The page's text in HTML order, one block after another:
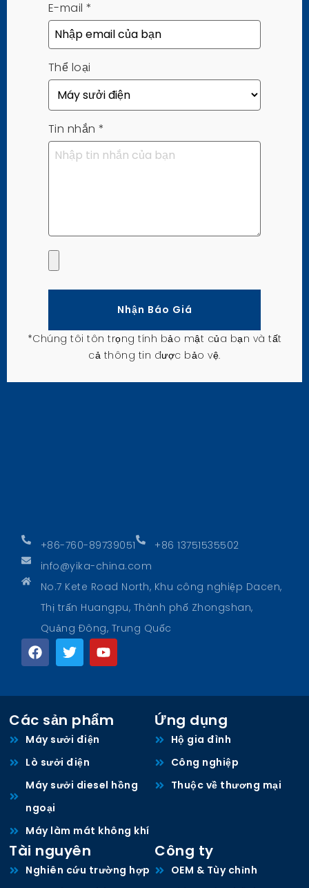
+86-760-89739051
+86 13751535502
info@yika-china.com
No.7 Kete Road North, Khu công nghiệp Dacen,
Thị trấn Huangpu, Thành phố Zhongshan,
Quảng Đông, Trung Quốc
E-mail *
Thể loại
Tin nhắn *
Nhận Báo Giá
*Chúng tôi tôn trọng tính bảo mật của bạn và tất
cả thông tin được bảo vệ.
Các sản phẩm
Máy sưởi điện
Lò sưởi điện
Máy sưởi diesel hồng
ngoại
Máy làm mát không khí
Ứng dụng
Hộ gia đình
Công nghiệp
Thuộc về thương mại
Tài nguyên
Nghiên cứu trường hợp
Công ty
OEM & Tùy chỉnh